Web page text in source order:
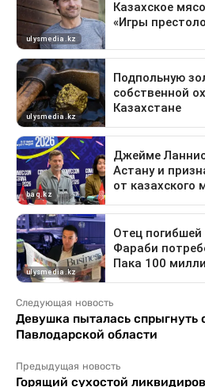
Следующая новость
Девушка пыталась спрыгнуть
Павлодарской области
Предыдущая новость
Горящий сухостой